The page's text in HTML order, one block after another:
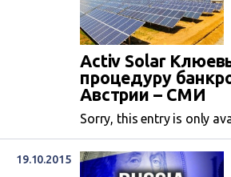
Activ Solar
процедуру
Австрии – СМИ
Sorry, this entry is only
19.10.2015